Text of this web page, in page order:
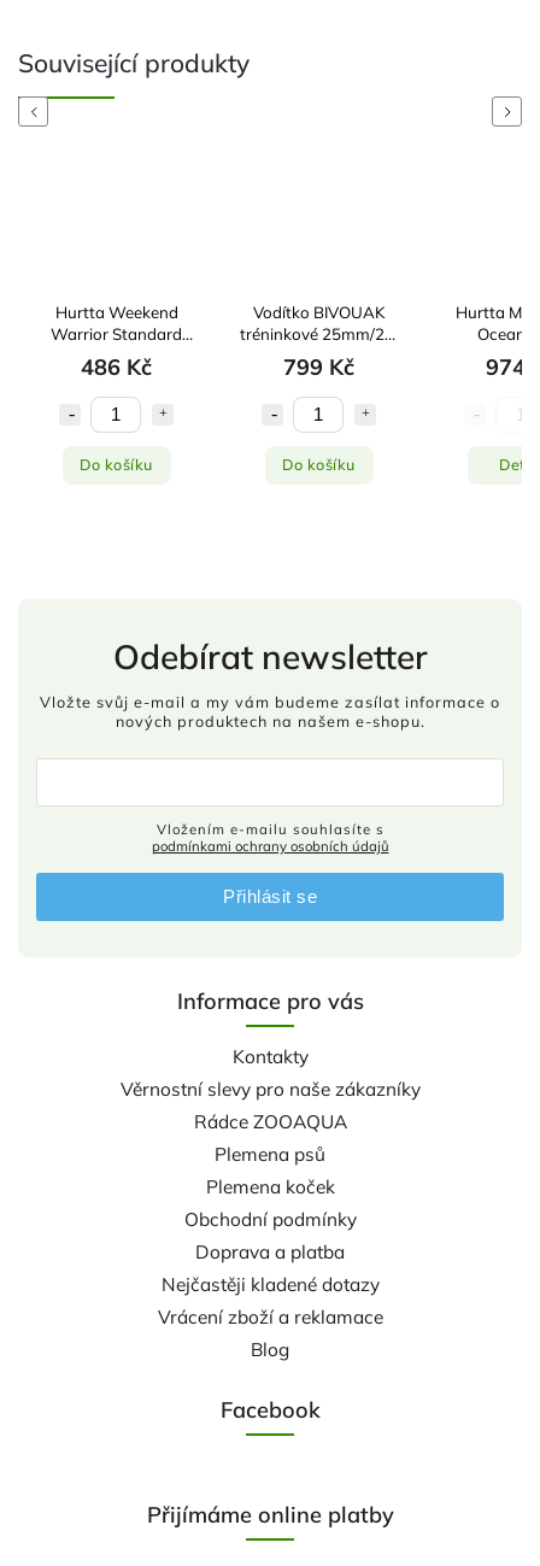
Související produkty
Previous
Hurtta Weekend
Warrior Standard
Leash Raven
180cm/20mm
486 Kč
Do košíku
Vodítko BIVOUAK
tréninkové 25mm/2m
červená Zolux
799 Kč
Do košíku
Hurtta
Ocean
300cm/
974
Next
Informace pro vás
Kontakty
Věrnostní slevy pro naše zákazníky
Rádce ZOOAQUA
Plemena psů
Plemena koček
Obchodní podmínky
Doprava a platba
Nejčastěji kladené dotazy
Vrácení zboží a reklamace
Blog
Facebook
Odebírat newsletter
Vložte svůj e-mail a my vám budeme zasílat informace o
nových produktech na našem e-shopu.
podmínkami ochrany osobních údajů
Přihlásit se
Přijímáme online platby